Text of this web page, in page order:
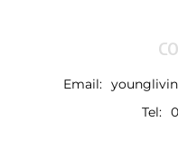
Email:
Tel: